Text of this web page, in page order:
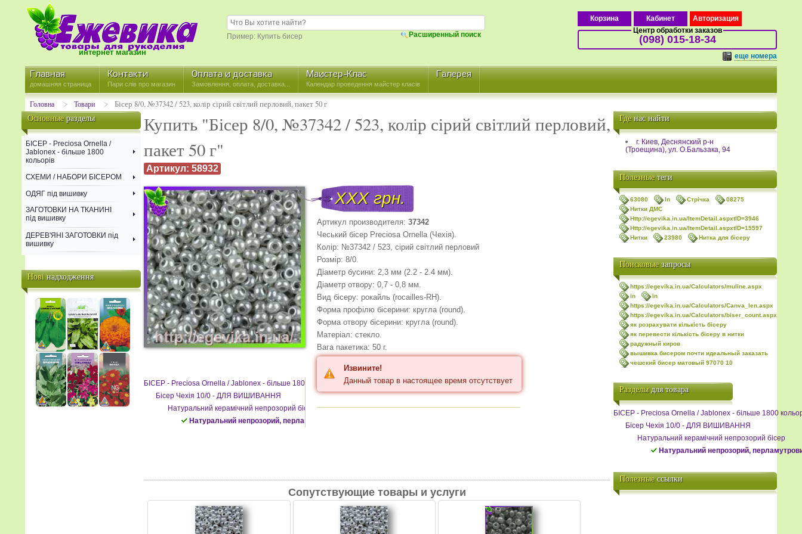
интернет магазин
Расширенный поиск
Пример: Купить бисер
Корзина Кабинет
Авторизация
Центр обработки заказов
(098) 015-18-34
еще номера
Главная
домашняя страница
Контакти
Пари слів про магазин
Оплата й доставка
Замовлення, оплата, доставка...
Майстер-Клас
Календар проведення майстер класів
Галерея
Головна Товари Бісер 8/0, №37342 / 523, колір сірий світлий перловий, пакет 50 г
Основныеразделы
БІСЕР - Precіosa Ornella /
Jablonex - більше 1800
кольорів
СХЕМИ / НАБОРИ БІСЕРОМ
ОДЯГ під вишивку
ЗАГОТОВКИ НА ТКАНИНІ
під вишивку
ДЕРЕВ'ЯНІ ЗАГОТОВКИ під
вишивку
НИТКАМИ
АЛМАЗНА ВИШИВКА
КАМЕНЯМИ / СТРАЗАМИ
КАРТИНИ по НОМЕРАХ /
ПАПЕРТОЛЬ
Вишивання та шиття
В'язання
Біжу / Фурнітура
Валяння / фелтинг / м'яка
іграшка
Декупаж / розпис /
Новінадходження
Купить "Бісер 8/0, №37342 / 523, колір сірий світлий перловий,
пакет 50 г"
Артикул: 58932
БІСЕР - Precіosa Ornella / Jablonex - більше 1800 кольорів
Бісер Чехія 10/0 - ДЛЯ ВИШИВАННЯ
Натуральний керамічний непрозорий бісер
Натуральний непрозорий, перламутровий B
XXX грн.
Артикул производителя: 37342
Чеський бісер Precіosa Ornella (Чехія).
Колір: №37342 / 523, сірий світлий перловий
Розмір: 8/0.
Діаметр бусини: 2,3 мм (2.2 - 2.4 мм).
Діаметр отвору: 0,7 - 0,8 мм.
Вид бісеру: рокайль (rocaіlles-RH).
Форма профілю бісерини: кругла (round).
Форма отвору бісерини: кругла (round).
Матеріал: стекло.
Вага пакетика: 50 г.
Извините!
Данный товар в настоящее время отсутствует
Сопутствующие товары и услуги
Гденас найти
г. Киев, Деснянский р-н
(Троещина), ул. О.Бальзака, 94
Полезныетеги
63080 In Стрічка
08275
Нитки ДМС
Http://egevika.in.ua/ItemDetail.aspxtID=3946
Http://egevika.in.ua/ItemDetail.aspxtID=15597
Нитки
23980 Нитка для бісеру
Поисковыезапросы
https://egevika.in.ua/Calculators/muline.aspx
in
in
https://egevika.in.ua/Calculators/Canva_len.aspx
https://egevika.in.ua/Calculators/biser_count.aspx
як розрахувати кількість бісеру
як перевести кількість бісеру в нитки
радужный киров
вышивка бисером почти идеальный заказать
чешский бисер матовый 97070 10
Разделыдля товара
БІСЕР - Precіosa Ornella / Jablonex - більше 1800
Бісер Чехія 10/0 - ДЛЯ ВИШИВАННЯ
Натуральний керамічний непрозорий бісер
Натуральний непрозорий,
Полезныессылки